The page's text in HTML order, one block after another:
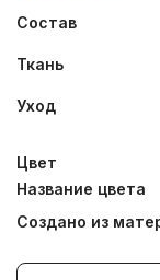
Состав
Ткань
Уход
Цвет
Название цвета
Создано из